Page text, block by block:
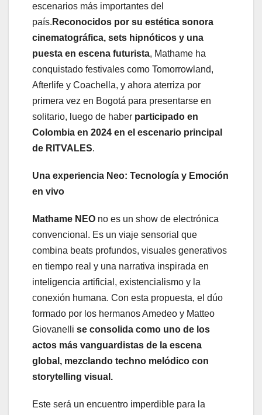
escenarios más importantes del
país. Reconocidos por su estética sonora
cinematográfica, sets hipnóticos y una
puesta en escena futurista, Mathame ha
conquistado festivales como Tomorrowland,
Afterlife y Coachella, y ahora aterriza por
primera vez en Bogotá para presentarse en
solitario, luego de haber participado en
Colombia en 2024 en el escenario principal
de RITVALES.
Una experiencia Neo: Tecnología y Emoción
en vivo
Mathame NEO no es un show de electrónica
convencional. Es un viaje sensorial que
combina beats profundos, visuales generativos
en tiempo real y una narrativa inspirada en
inteligencia artificial, existencialismo y la
conexión humana. Con esta propuesta, el dúo
formado por los hermanos Amedeo y Matteo
Giovanelli se consolida como uno de los
actos más vanguardistas de la escena
global, mezclando techno melódico con
storytelling visual.
Este será un encuentro imperdible para la